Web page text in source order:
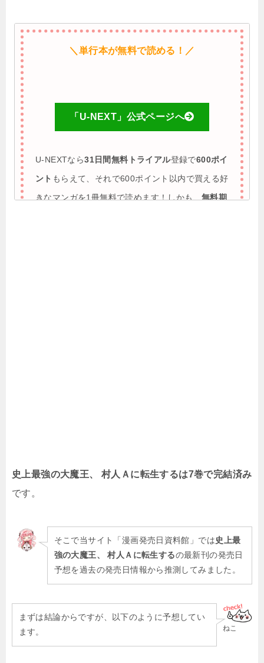
＼単行本が無料で読める！／
「U-NEXT」公式ページへ
U-NEXTなら31日間無料トライアル登録で600ポイ
ント もらえて、それで600ポイント以内で買える好
きなマンガを1冊無料で読めます！しかも、無料期
史上最強の大魔王、 村人Ａに転生するは7巻で完結済み
です。
そこで当サイト「漫画発売日資料館」では史上最
強の大魔王、 村人Ａに転生するの最新刊の発売日
予想を過去の発売日情報から推測してみました。
ねこ
まずは結論からですが、以下のように予想してい
ます。